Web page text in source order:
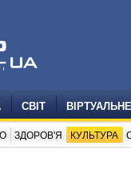
СВІТ
ЗДОРОВ'Я КУЛЬТУРА